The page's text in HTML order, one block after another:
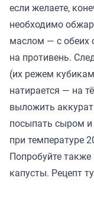
если желаете,
необходимо
маслом — с обеих
на противень.
(их режем
натирается — на
выложить
посыпать сыром и
при температуре
Попробуйте
капусты. Рецепт